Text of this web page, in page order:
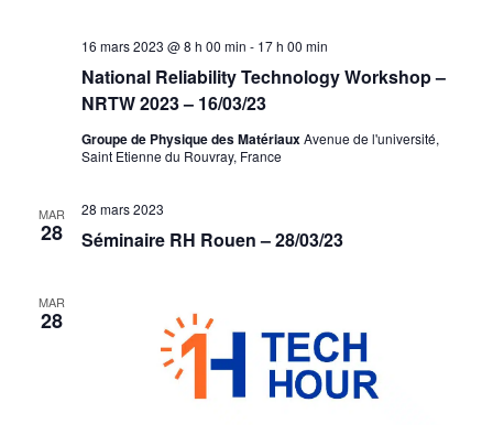
National Reliability Technology Workshop –
NRTW 2023 – 16/03/23
16 mars 2023 @ 8 h 00 min - 17 h 00 min
Groupe de Physique des MatériauxAvenue de l'université,
Saint Etienne du Rouvray, France
MAR
28 Séminaire RH Rouen – 28/03/23
28 mars 2023
MAR
28